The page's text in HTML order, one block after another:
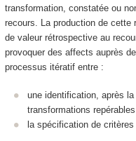
transformation, constatée ou
recours . La production de
de valeur rétrospective au
provoquer des affects auprès
processus itératif entre :
une identification, après la
transformations repérables
la spécification de